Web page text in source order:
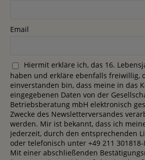
Email
Hiermit erkläre ich, das 16.
haben und erkläre ebenfalls freiwillig,
einverstanden bin, dass meine in das
eingegebenen Daten von der
Betriebsberatung mbH elektronisch
Zwecke des Newsletterversandes
werden. Mir ist bekannt, dass ich
jederzeit, durch den entsprechenden
oder telefonisch unter +49 211
Mit einer abschließenden